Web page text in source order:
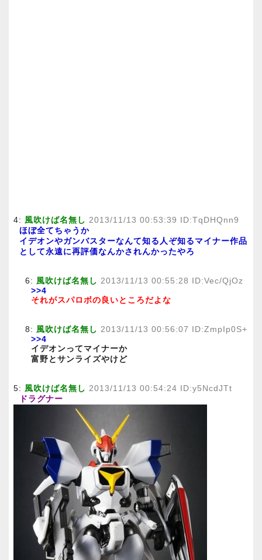
4: 風吹けば名無し 2013/11/13 00:53:39 ID:TqDHQnn9
ほぼ全てちゃうか
イデオンやガンバスターなんて知る人ぞ知るマイナー作品
として永遠に再評価なんかされんかったやろ
6: 風吹けば名無し 2013/11/13 00:55:28 ID:Vec/QjOz
>>4
それがスパロボの良いところだよな
8: 風吹けば名無し 2013/11/13 00:56:07 ID:ZmpIp0S+
>>4
イデオンってマイナーか
富野とサンライズやけど
5: 風吹けば名無し 2013/11/13 00:54:24 ID:y5NcdJTt
ドラグナー